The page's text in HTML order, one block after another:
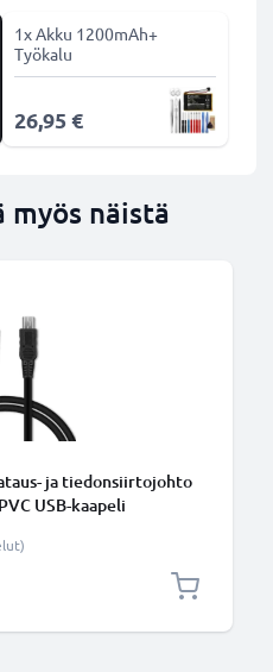
1x Akku 1200mAh+
Työkalu
26,95 €
myös näistä
ja tiedonsiirtojohto
USB-kaapeli